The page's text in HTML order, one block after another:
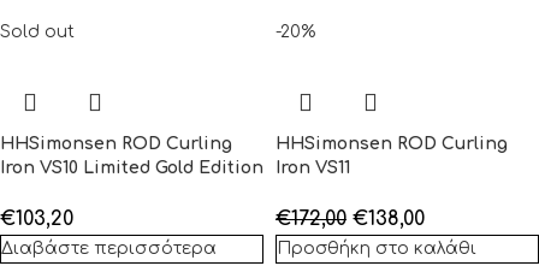
Sold out
HHSimonsen ROD Curling
Iron VS10 Limited Gold Edition
€103,20
Διαβάστε περισσότερα
-20%
HHSimonsen ROD Curling
Iron VS11
€172,00 €138,00
Προσθήκη στο καλάθι